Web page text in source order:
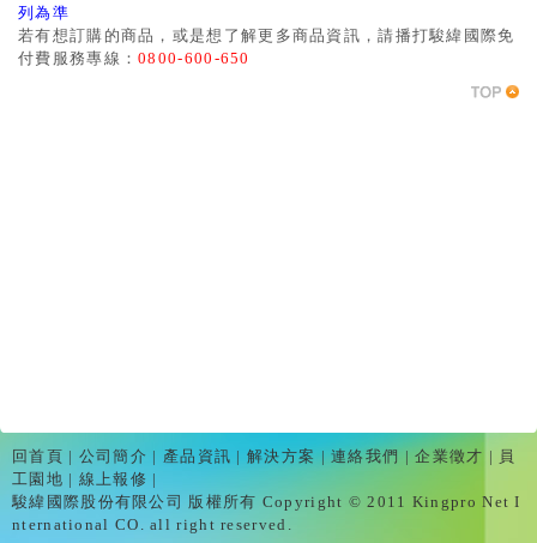
列為準
若有想訂購的商品，或是想了解更多商品資訊，請播打駿緯國際免
付費服務專線：0800-600-650
回首頁 | 公司簡介 | 產品資訊 |解決方案 |連絡我們 |企業徵才 | 員
工園地 | 線上報修 |
駿緯國際股份有限公司 版權所有 Copyright © 2011 Kingpro Net I
nternational CO. all right reserved.